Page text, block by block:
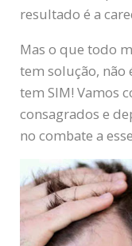
resultado é a
Mas o que todo
tem solução, não
tem SIM! Vamos
consagrados e
no combate a